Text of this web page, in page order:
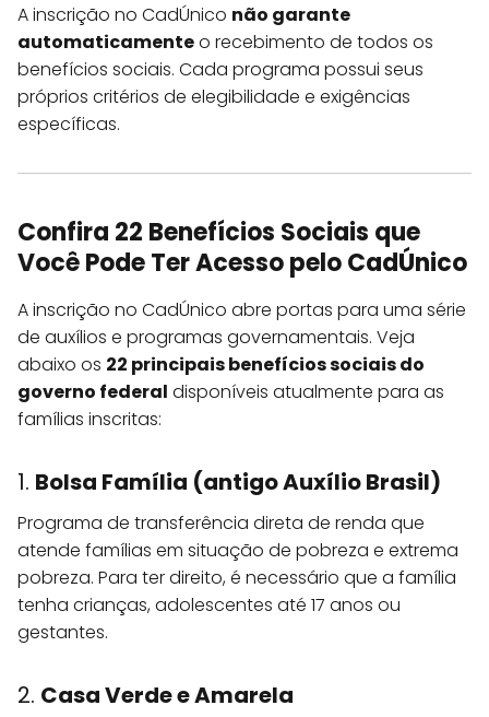
A inscrição no CadÚnico não garante
automaticamenteo recebimento de todos os
benefícios sociais. Cada programa possui seus
próprios critérios de elegibilidade e exigências
específicas.
Confira 22 Benefícios Sociais que
Você Pode Ter Acesso pelo CadÚnico
A inscrição no CadÚnico abre portas para uma série
de auxílios e programas governamentais. Veja
abaixo os 22 principais benefícios sociais do
governo federal disponíveis atualmente para as
famílias inscritas:
1. Bolsa Família (antigo Auxílio Brasil)
Programa de transferência direta de renda que
atende famílias em situação de pobreza e extrema
pobreza. Para ter direito, é necessário que a família
tenha crianças, adolescentes até 17 anos ou
gestantes.
2. Casa Verde e Amarela